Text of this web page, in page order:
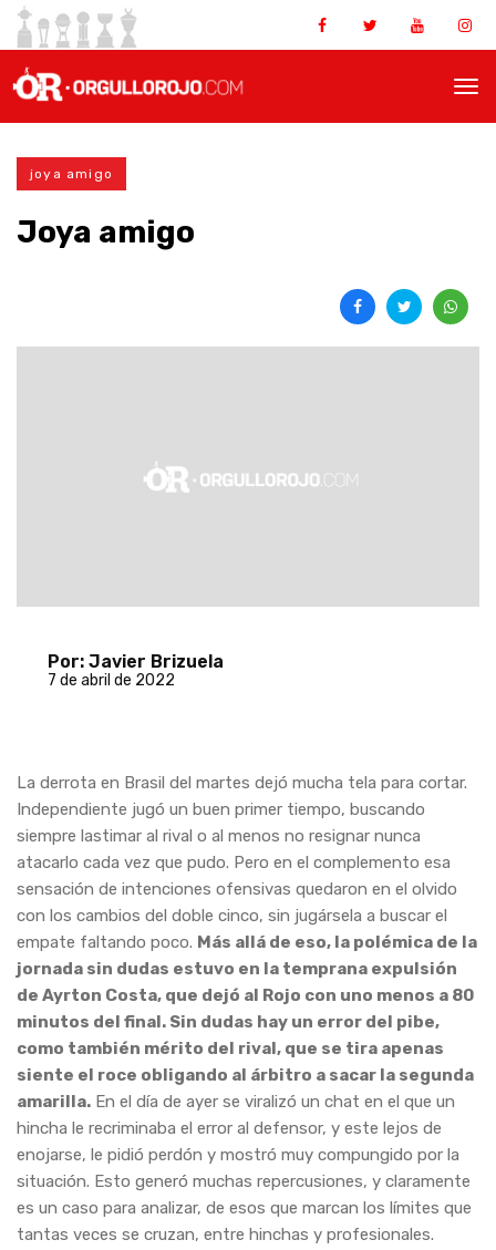
joya amigo
Joya amigo
Por: Javier Brizuela
7 de abril de 2022
La derrota en Brasil del martes dejó mucha tela para cortar.
Independiente jugó un buen primer tiempo, buscando
siempre lastimar al rival o al menos no resignar nunca
atacarlo cada vez que pudo. Pero en el complemento esa
sensación de intenciones ofensivas quedaron en el olvido
con los cambios del doble cinco, sin jugársela a buscar el
empate faltando poco. Más allá de eso, la polémica de la
jornada sin dudas estuvo en la temprana expulsión
de Ayrton Costa, que dejó al Rojo con uno menos a 80
minutos del final. Sin dudas hay un error del pibe,
como también mérito del rival, que se tira apenas
siente el roce obligando al árbitro a sacar la segunda
amarilla. En el día de ayer se viralizó un chat en el que un
hincha le recriminaba el error al defensor, y este lejos de
enojarse, le pidió perdón y mostró muy compungido por la
situación. Esto generó muchas repercusiones, y claramente
es un caso para analizar, de esos que marcan los límites que
tantas veces se cruzan, entre hinchas y profesionales.